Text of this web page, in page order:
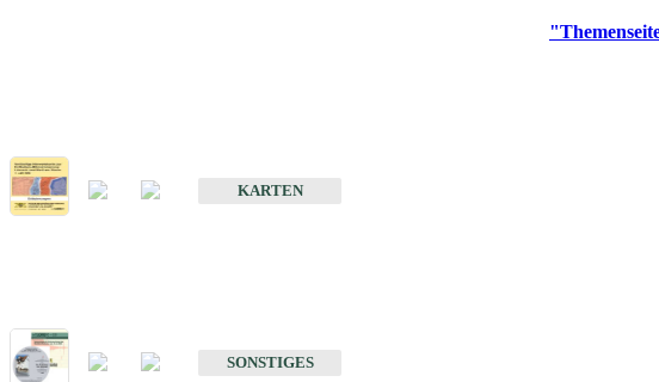
KARTEN
SONSTIGES